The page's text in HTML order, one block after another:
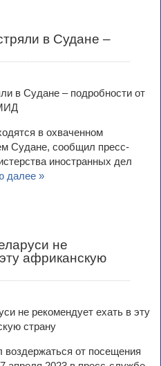
в Судане –
в охваченном
Судане, сообщил пресс-
иностранных дел
далее »
не
африканскую
от посещения